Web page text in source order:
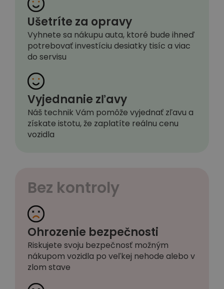
Ušetríte za opravy
Vyhnete sa nákupu auta, ktoré bude ihneď
potrebovať investíciu desiatky tisíc a viac
do servisu
Vyjednanie zľavy
Náš technik Vám pomôže vyjednať zľavu a
získate istotu, že zaplatíte reálnu cenu
vozidla
Bez kontroly
Ohrozenie bezpečnosti
Riskujete svoju bezpečnosť možným
nákupom vozidla po veľkej nehode alebo v
zlom stave